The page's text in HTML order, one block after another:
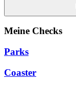
Meine Checks
Parks
Coaster